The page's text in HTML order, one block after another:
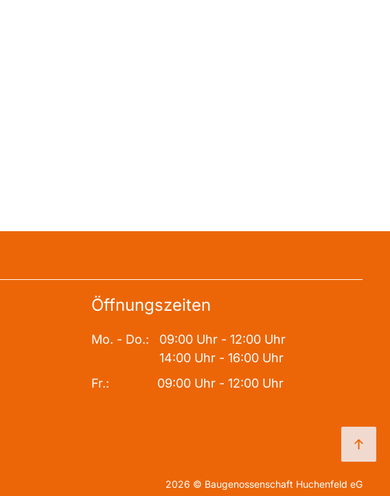
Öffnungszeiten
Mo. - Do.:
09:00 Uhr - 12:00 Uhr
14:00 Uhr - 16:00 Uhr
Fr.:
09:00 Uhr - 12:00 Uhr
2026 © Baugenossenschaft Huchenfeld eG